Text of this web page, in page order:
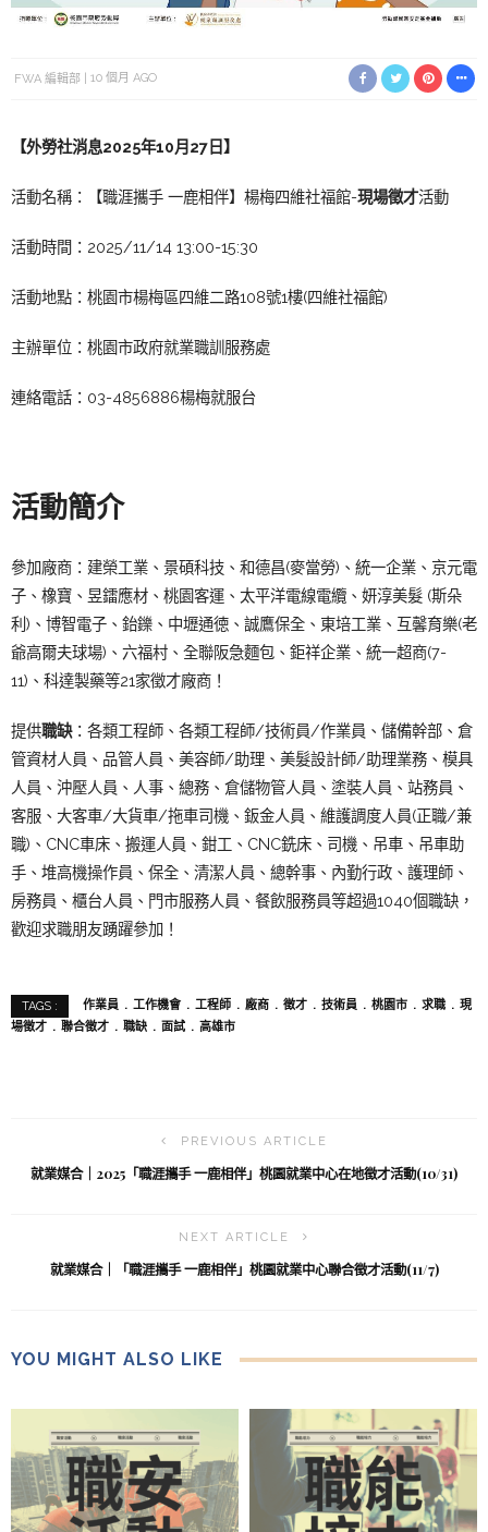
FWA 編輯部 10 個月 AGO
【外勞社消息2025年10月27日】
活動名稱：【職涯攜手 一鹿相伴】楊梅四維社福館-現場徵才活動
活動時間： 2025/11/14 13:00-15:30
活動地點：桃園市楊梅區四維二路108號1樓(四維社福館)
主辦單位：桃園市政府就業職訓服務處
連絡電話：03-4856886楊梅就服台
活動簡介
參加廠商：建榮工業、景碩科技、和德昌(麥當勞)、統一企業、京元電
子、橡寶、昱鐳應材、桃園客運、太平洋電線電纜、妍淳美髮 (斯朵
利)、博智電子、鈶鑠、中壢通徳、誠鷹保全、東培工業、互馨育樂(老
爺高爾夫球場)、六福村、全聯阪急麵包、鉅祥企業、統一超商(7-
11)、科達製藥等21家徵才廠商！
提供職缺：各類工程師、各類工程師/技術員/作業員、儲備幹部、倉
管資材人員、品管人員、美容師/助理、美髮設計師/助理業務、模具
人員、沖壓人員、人事、總務、倉儲物管人員、塗裝人員、站務員、
客服、大客車/大貨車/拖車司機、鈑金人員、維護調度人員(正職/兼
職)、CNC車床、搬運人員、鉗工、CNC銑床、司機、吊車、吊車助
手、堆高機操作員、保全、清潔人員、總幹事、內勤行政、護理師、
房務員、櫃台人員、門市服務人員、餐飲服務員等超過1040個職缺，
歡迎求職朋友踴躍參加！
TAGS : 作業員 工作機會 工程師 廠商 徵才 技術員 桃園市 求職
現
場徵才
聯合徵才 職缺 面試 高雄市
PREVIOUS ARTICLE
就業媒合｜2025「職涯攜手 一鹿相伴」桃園就業中心在地徵才活動(10/31)
NEXT ARTICLE
就業媒合｜「職涯攜手 一鹿相伴」桃園就業中心聯合徵才活動(11/7)
YOU MIGHT ALSO LIKE